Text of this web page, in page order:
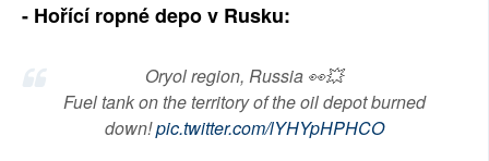
PLNÁ VERZE STRÁNEK
- Hořící ropné depo v Rusku:
Oryol region, Russia 👀💥
Fuel tank on the territory of the oil depot burned
down!pic.twitter.com/lYHYpHPHCO